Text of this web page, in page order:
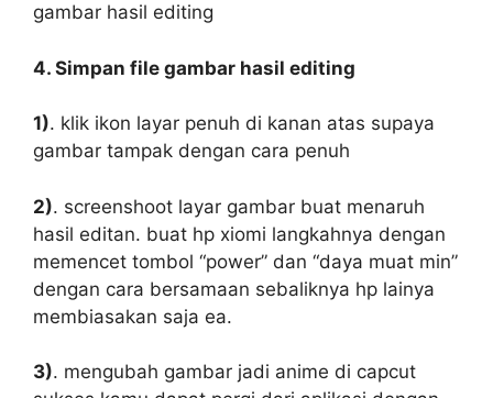
gambar hasil editing
4. Simpan file gambar hasil editing
1). klik ikon layar penuh di kanan atas supaya
gambar tampak dengan cara penuh
2). screenshoot layar gambar buat menaruh
hasil editan. buat hp xiomi langkahnya dengan
memencet tombol “power” dan “daya muat min”
dengan cara bersamaan sebaliknya hp lainya
membiasakan saja ea.
3). mengubah gambar jadi anime di capcut